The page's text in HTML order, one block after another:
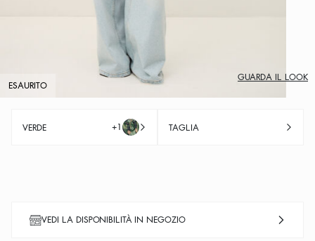
ESAURITO
GUARDA IL LOOK
VERDE +1 TAGLIA
VEDI LA DISPONIBILITÀ IN NEGOZIO